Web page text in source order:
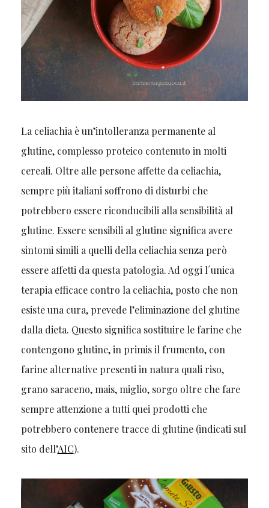
La celiachia è un’intolleranza permanente al
glutine, complesso proteico contenuto in molti
cereali. Oltre alle persone affette da celiachia,
sempre più italiani soffrono di disturbi che
potrebbero essere riconducibili alla sensibilità al
glutine. Essere sensibili al glutine significa avere
sintomi simili a quelli della celiachia senza però
essere affetti da questa patologia. Ad oggi l´unica
terapia efficace contro la celiachia, posto che non
esiste una cura, prevede l’eliminazione del glutine
dalla dieta. Questo significa sostituire le farine che
contengono glutine, in primis il frumento, con
farine alternative presenti in natura quali riso,
grano saraceno, mais, miglio, sorgo oltre che fare
sempre attenzione a tutti quei prodotti che
potrebbero contenere tracce di glutine (indicati sul
sito dell’AIC).